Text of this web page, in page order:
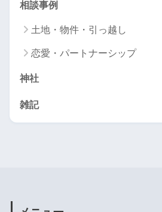
相談事例
土地・物件・引っ越し
恋愛・パートナーシップ
神社
雑記